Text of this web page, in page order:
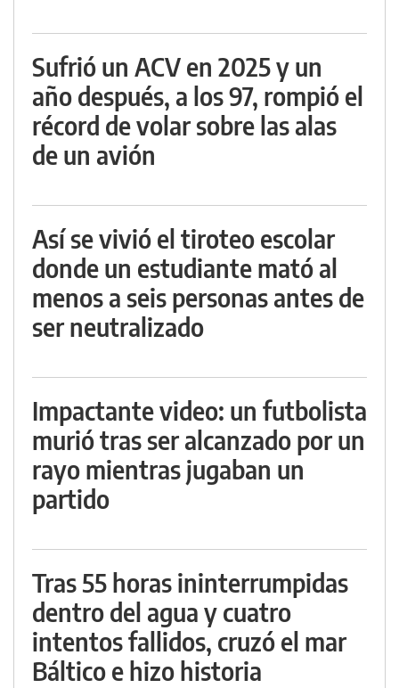
Sufrió un ACV en 2025 y un
año después, a los 97, rompió el
récord de volar sobre las alas
de un avión
Así se vivió el tiroteo escolar
donde un estudiante mató al
menos a seis personas antes de
ser neutralizado
Impactante video: un futbolista
murió tras ser alcanzado por un
rayo mientras jugaban un
partido
Tras 55 horas ininterrumpidas
dentro del agua y cuatro
intentos fallidos, cruzó el mar
Báltico e hizo historia